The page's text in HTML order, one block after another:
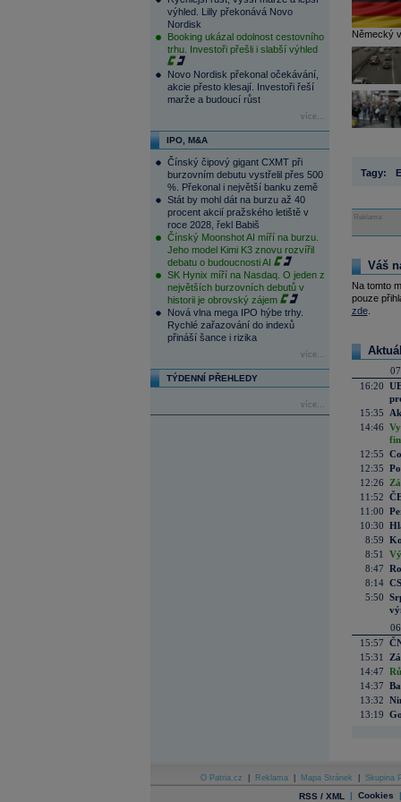
výhled. Lilly překonává Novo
Nordisk
Booking ukázal odolnost cestovního
trhu. Investoři přešli i slabší výhled
Novo Nordisk překonal očekávání,
akcie přesto klesají. Investoři řeší
marže a budoucí růst
více...
IPO, M&A
Čínský čipový gigant CXMT při
burzovním debutu vystřelil přes 500
%. Překonal i největší banku země
Stát by mohl dát na burzu až 40
procent akcií pražského letiště v
roce 2028, řekl Babiš
Čínský Moonshot AI míří na burzu.
Jeho model Kimi K3 znovu rozvířil
debatu o budoucnosti AI
SK Hynix míří na Nasdaq. O jeden z
největších burzovních debutů v
historii je obrovský zájem
Nová vlna mega IPO hýbe trhy.
Rychlé zařazování do indexů
přináší šance i rizika
více...
TÝDENNÍ PŘEHLEDY
více...
Německý
Tagy:
Reklama
Váš
Na tomto
pouze
zde.
16:20
15:35
14:46
12:55
12:35
12:26
11:52
11:00
10:30
8:59
8:51
8:47
8:14
5:50
15:57
15:31
14:47
14:37
13:32
13:19
O Patria.cz Reklama Mapa Stránek Skupina
RSS / XML | Cookies |